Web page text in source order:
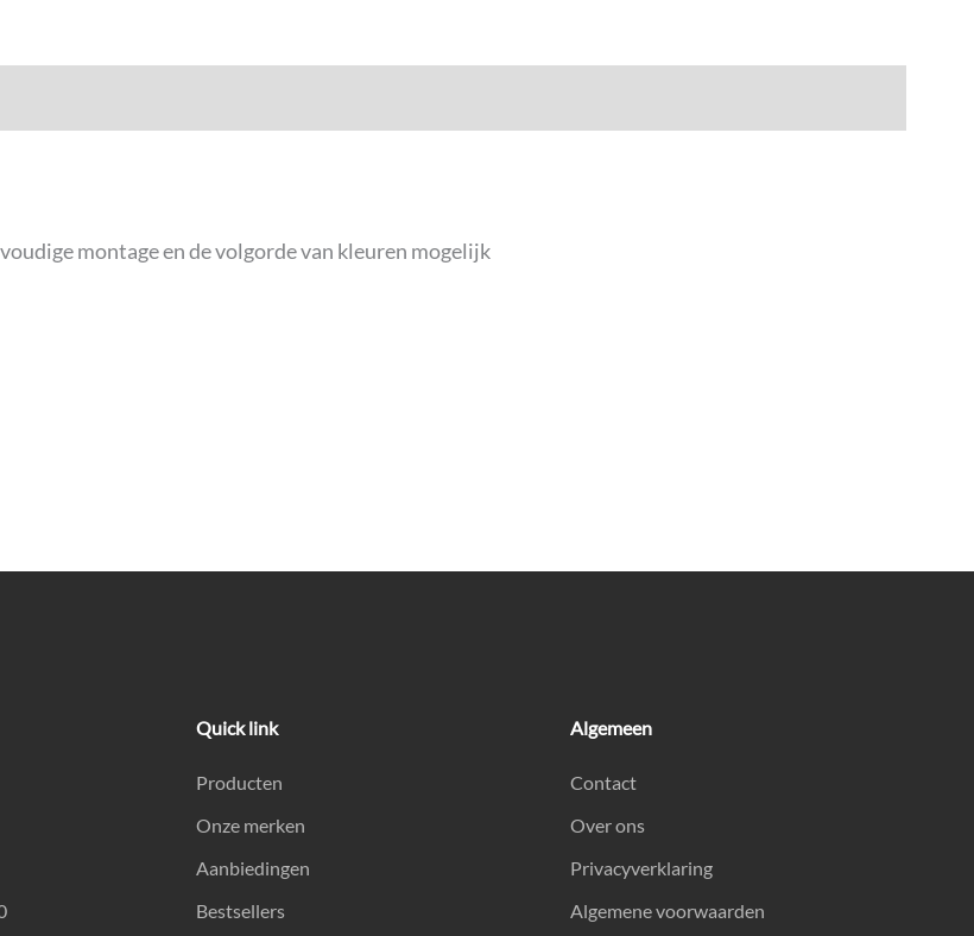
montage en de volgorde van kleuren mogelijk
Quick link
Producten
Onze merken
Aanbiedingen
Bestsellers
Algemeen
Contact
Over ons
Privacyverklaring
Algemene voorwaarden